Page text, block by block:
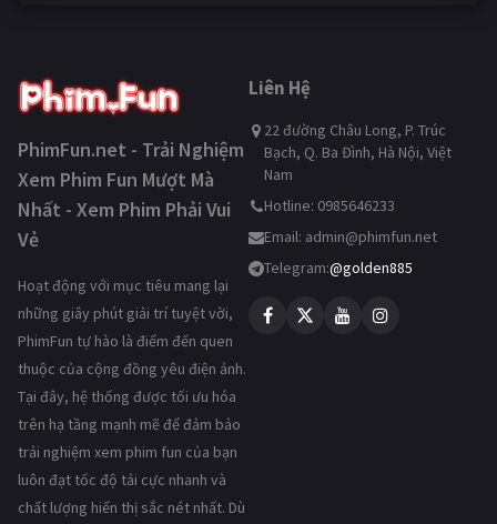
PhimFun.net - Trải Nghiệm
Xem Phim Fun Mượt Mà
Nhất - Xem Phim Phải Vui
Vẻ
Hoạt động với mục tiêu mang lại
những giây phút giải trí tuyệt vời,
PhimFun tự hào là điểm đến quen
thuộc của cộng đồng yêu điện ảnh.
Tại đây, hệ thống được tối ưu hóa
trên hạ tầng mạnh mẽ để đảm bảo
trải nghiệm xem phim fun của bạn
luôn đạt tốc độ tải cực nhanh và
chất lượng hiển thị sắc nét nhất. Dù
Liên Hệ
22 đường Châu Long, P. Trúc
Bạch, Q. Ba Đình, Hà Nội, Việt
Nam
Hotline: 0985646233
Email: admin@phimfun.net
Telegram:@golden885